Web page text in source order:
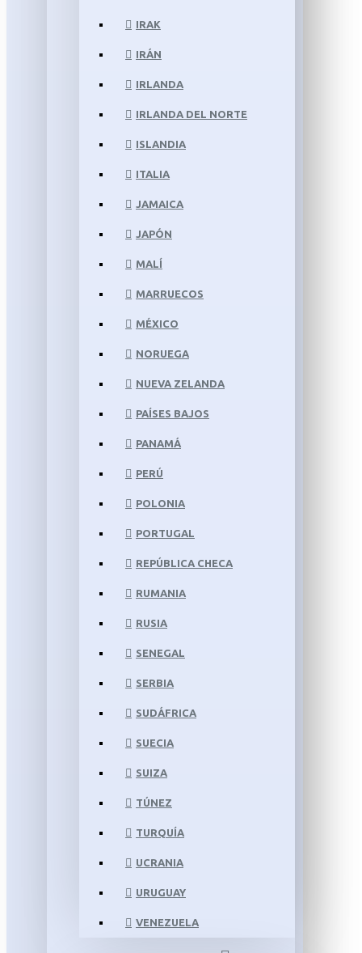
IRAK
IRÁN
IRLANDA
IRLANDA DEL NORTE
ISLANDIA
ITALIA
JAMAICA
JAPÓN
MALÍ
MARRUECOS
MÉXICO
NORUEGA
NUEVA ZELANDA
PAÍSES BAJOS
PANAMÁ
PERÚ
POLONIA
PORTUGAL
REPÚBLICA CHECA
RUMANIA
RUSIA
SENEGAL
SERBIA
SUDÁFRICA
SUECIA
SUIZA
TÚNEZ
TURQUÍA
UCRANIA
URUGUAY
VENEZUELA